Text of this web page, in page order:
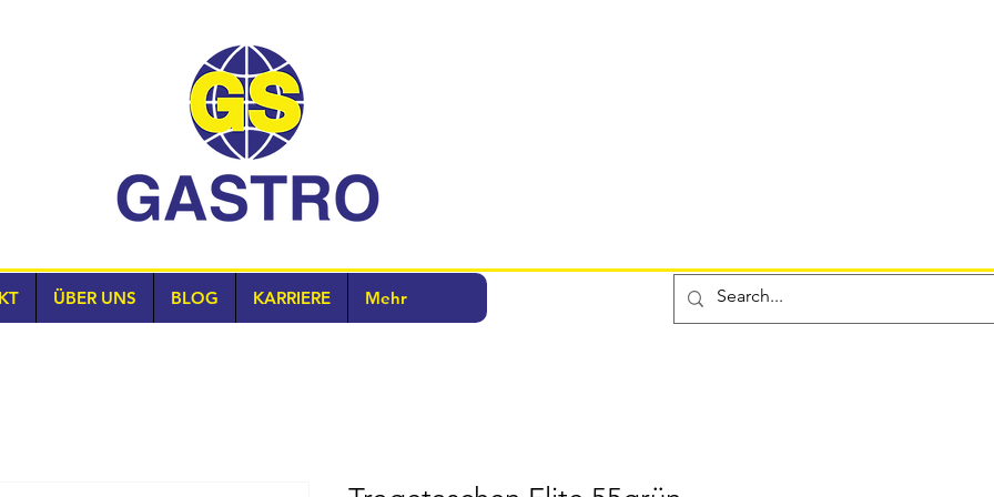
ÜBER UNS BLOG KARRIERE Mehr